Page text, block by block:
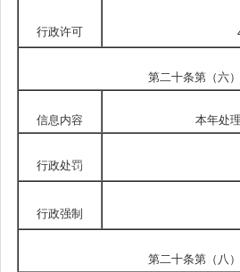
行政许可
第二十条第（六
信息内容 本年处
行政处罚
行政强制
第二十条第（八